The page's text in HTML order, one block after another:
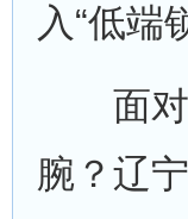
入“低端
面对
腕？辽